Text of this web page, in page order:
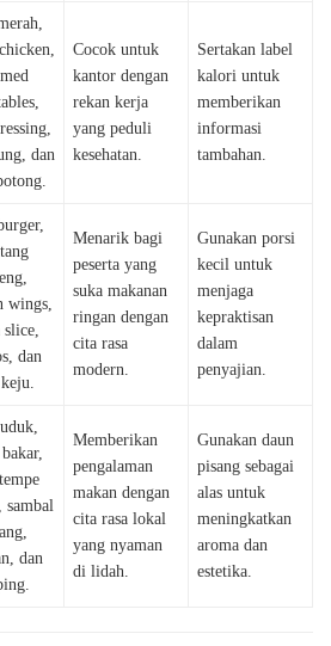
dan
Cocok untuk
kantor dengan
rekan kerja
yang peduli
kesehatan.
Sertakan label
kalori untuk
memberikan
informasi
tambahan.
wings,
dan
Menarik bagi
peserta yang
suka makanan
ringan dengan
cita rasa
modern.
Gunakan porsi
kecil untuk
menjaga
kepraktisan
dalam
penyajian.
sambal
dan
Memberikan
pengalaman
makan dengan
cita rasa lokal
yang nyaman
di lidah.
Gunakan daun
pisang sebagai
alas untuk
meningkatkan
aroma dan
estetika.